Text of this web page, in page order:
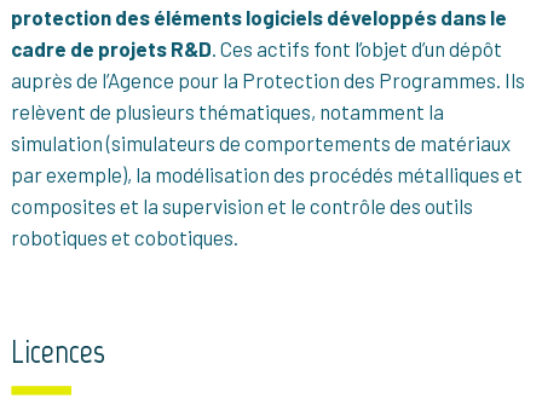
protection des éléments logiciels développés dans le
cadre de projets R&D. Ces actifs font l’objet d’un dépôt
auprès de l’Agence pour la Protection des Programmes. Ils
relèvent de plusieurs thématiques, notamment la
simulation (simulateurs de comportements de matériaux
par exemple), la modélisation des procédés métalliques et
composites et la supervision et le contrôle des outils
robotiques et cobotiques.
Licences